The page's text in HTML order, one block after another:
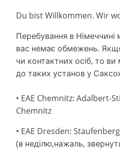
Du bist Willkommen. Wir
Перебування в
вас немає обмежень.
чи контактних осіб, то
до таких установ у
• EAE Chemnitz: Adalbert-
Chemnitz
• EAE Dresden:
(в неділю,нажаль,